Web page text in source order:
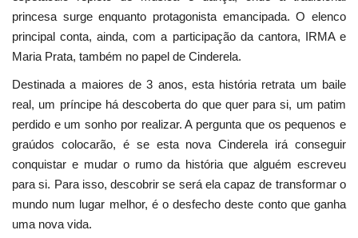
princesa surge enquanto protagonista emancipada. O elenco
principal conta, ainda, com a participação da cantora, IRMA e
Maria Prata, também no papel de Cinderela.
Destinada a maiores de 3 anos, esta história retrata um baile
real, um príncipe há descoberta do que quer para si, um patim
perdido e um sonho por realizar. A pergunta que os pequenos e
graúdos colocarão, é se esta nova Cinderela irá conseguir
conquistar e mudar o rumo da história que alguém escreveu
para si. Para isso, descobrir se será ela capaz de transformar o
mundo num lugar melhor, é o desfecho deste conto que ganha
uma nova vida.